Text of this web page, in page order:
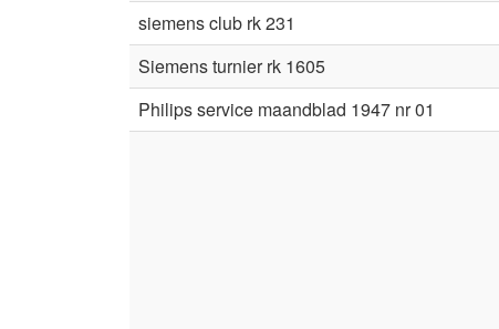
siemens club rk 231
Siemens turnier rk 1605
Philips service maandblad 1947 nr 01